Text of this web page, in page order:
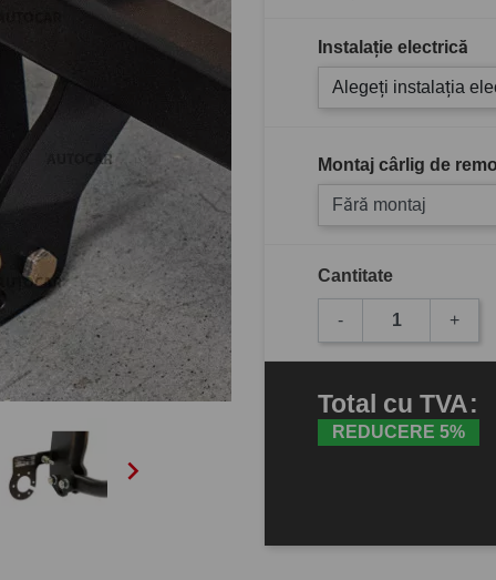

Instalație electrică
Alegeți instalația
Montaj cârlig de
Fără montaj
Cantitate
- +
Total cu TVA:
REDUCERE 5%